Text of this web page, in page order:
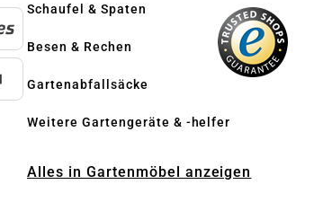
Schaufel & Spaten
Besen & Rechen
Gartenabfallsäcke
Weitere Gartengeräte & -helfer
Alles in Gartenmöbel anzeigen